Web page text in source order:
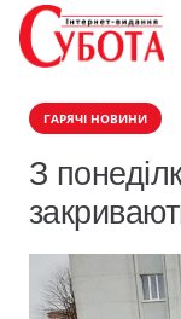
ГАРЯЧІ НОВИНИ
З